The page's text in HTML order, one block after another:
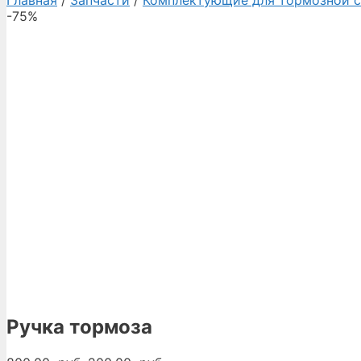
-75%
Ручка тормоза